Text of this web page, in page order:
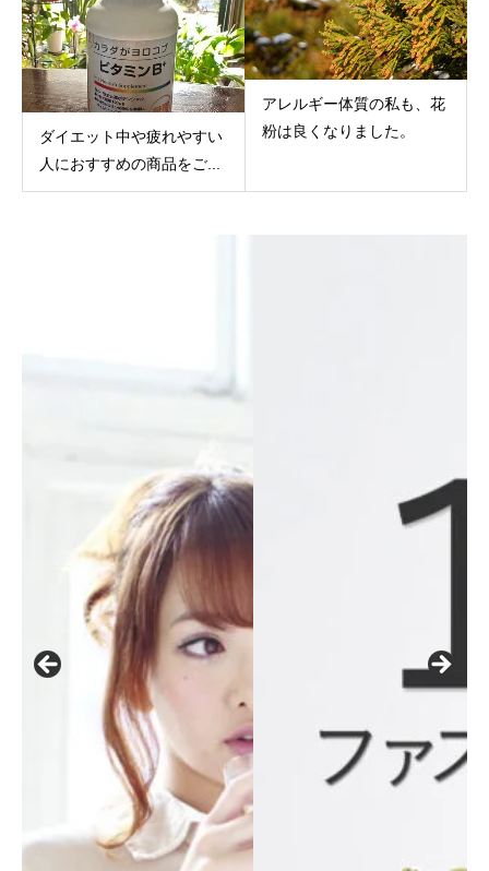
ダイエット中や疲れやすい
人におすすめの商品をご...
アレルギー体質の私も、花
粉は良くなりました。